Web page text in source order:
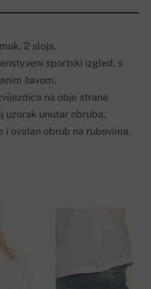
2 sloja.
sportski izgled, s
šavom.
na obje strane
uzorak unutar obruba,
i ovalan obrub na rubovima.